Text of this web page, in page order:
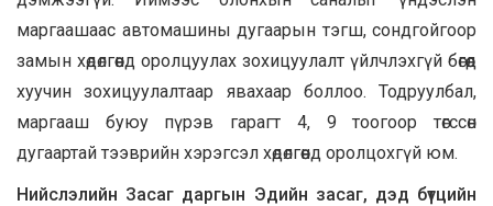
маргаашаас автомашины дугаарын тэгш, сондгойгоор
замын хөдөлгөөнд оролцуулах зохицуулалт үйлчлэхгүй бөгөөд
хуучин зохицуулалтаар явахаар боллоо. Тодруулбал,
маргааш буюу пүрэв гарагт 4, 9 тоогоор төгссөн
дугаартай тээврийн хэрэгсэл хөдөлгөөнд оролцохгүй юм.
Нийслэлийн Засаг даргын Эдийн засаг, дэд бүтцийн